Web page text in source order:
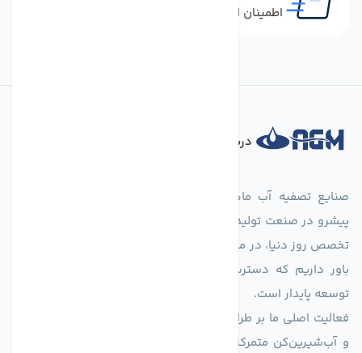
اطمینان از خرید کالای اورجینال
درباره فروشگاه
پیشرو در صنعت تولید تجهیزات تصفیه آب، با تکیه بر دانش فنی و
تخصص روز دنیا، در مسیر تأمین آب سالم و پایدار گام برمی‌دارد. ما
باور داریم که دسترسی به آب پاک، یک حق اساسی و زیربنای
توسعه پایدار است.
فعالیت اصلی ما بر طراحی و تولید سیستم‌های پیشرفته تصفیه آب
و آب‌شیرین‌کن متمرکز است. ما با بهره‌گیری از فناوری‌های نوین